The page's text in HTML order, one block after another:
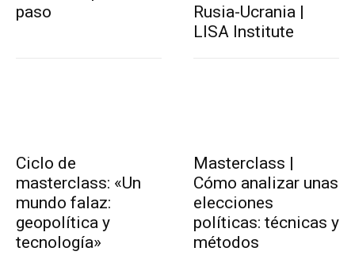
paso
Rusia-Ucrania |
LISA Institute
Ciclo de
masterclass: «Un
mundo falaz:
geopolítica y
tecnología»
Masterclass |
Cómo analizar unas
elecciones
políticas: técnicas y
métodos